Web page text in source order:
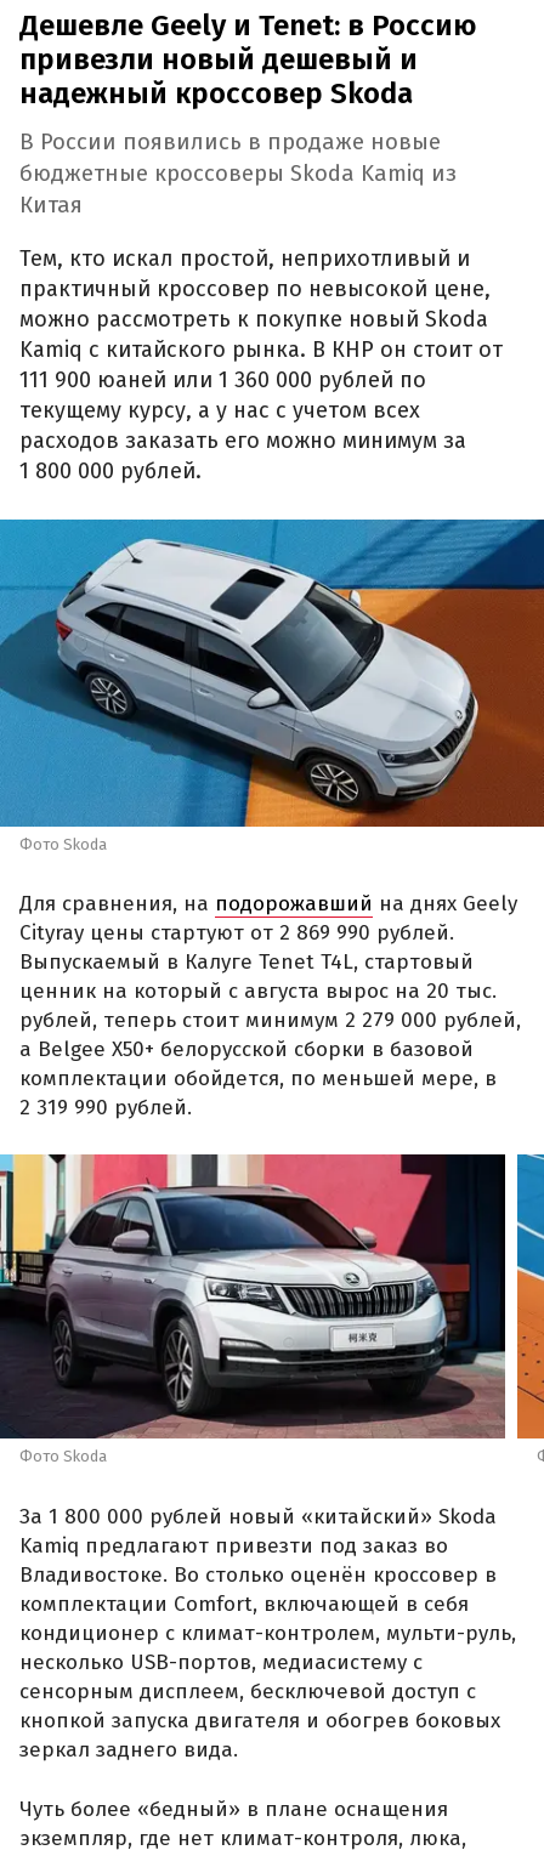
Дешевле Geely и Tenet: в Россию
привезли новый дешевый и
надежный кроссовер Skoda
В России появились в продаже новые
бюджетные кроссоверы Skoda Kamiq из
Китая
Тем, кто искал простой, неприхотливый и
практичный кроссовер по невысокой цене,
можно рассмотреть к покупке новый Skoda
Kamiq с китайского рынка. В КНР он стоит от
111 900 юаней или 1 360 000 рублей по
текущему курсу, а у нас с учетом всех
расходов заказать его можно минимум за
1 800 000 рублей.
Фото Skoda
Для сравнения, на подорожавший на днях Geely
Cityray цены стартуют от 2 869 990 рублей.
Выпускаемый в Калуге Tenet T4L, стартовый
ценник на который с августа вырос на 20 тыс.
рублей, теперь стоит минимум 2 279 000 рублей,
а Belgee X50+ белорусской сборки в базовой
комплектации обойдется, по меньшей мере, в
2 319 990 рублей.
Фото Skoda
За 1 800 000 рублей новый «китайский» Skoda
Kamiq предлагают привезти под заказ во
Владивостоке. Во столько оценён кроссовер в
комплектации Comfort, включающей в себя
кондиционер с климат-контролем, мульти-руль,
несколько USB-портов, медиасистему с
сенсорным дисплеем, бесключевой доступ с
кнопкой запуска двигателя и обогрев боковых
зеркал заднего вида.
Чуть более «бедный» в плане оснащения
экземпляр, где нет климат-контроля, люка,